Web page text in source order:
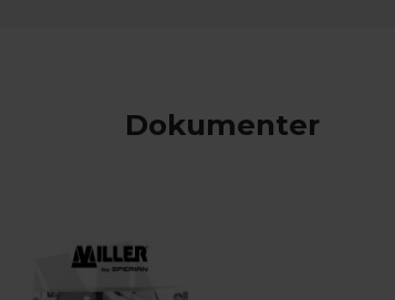
Dokumenter